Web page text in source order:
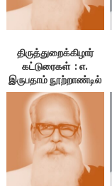
திருத்துறைக்கிழார்
கட்டுரைகள் : எ.
இருபதாம் நூற்றாண்டில்
தமிழ்நாட்டின் நிலைமை
– 3. குமுகாய அமைப்பு,
4.பொருளியல் நிலை,
5.மக்கள் வாழ்க்கை
நிலை